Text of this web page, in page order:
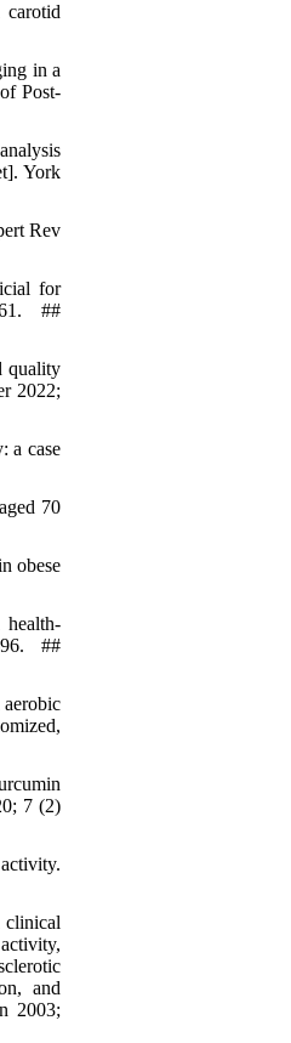
carotid
in a
Post-
York
Rev
for
##
quality
2022;
a case
70
obese
health-
##
7 (2)
clinical
and
2003;